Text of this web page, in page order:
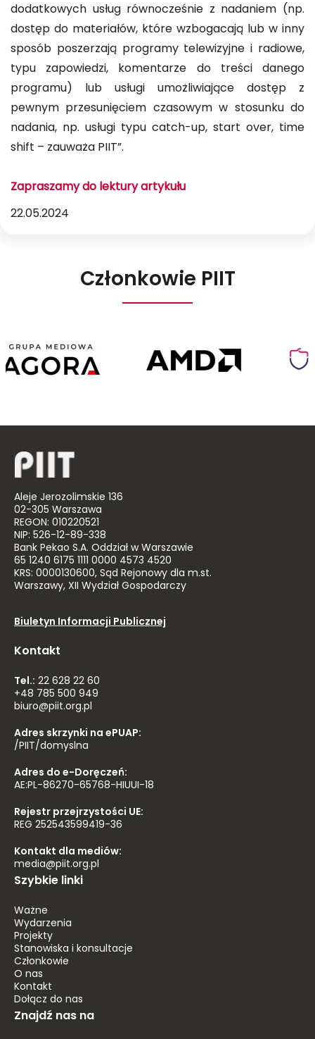
dodatkowych usług równocześnie z nadaniem (np.
dostęp do materiałów, które wzbogacają lub w inny
sposób poszerzają programy telewizyjne i radiowe,
typu zapowiedzi, komentarze do treści danego
programu) lub usługi umożliwiające dostęp z
pewnym przesunięciem czasowym w stosunku do
nadania, np. usługi typu catch-up, start over, time
shift – zauważa PIIT”.
Zapraszamy do lektury artykułu
22.05.2024
Członkowie PIIT
Agora
Poland
Aleje Jerozolimskie 136
02-305 Warszawa
REGON: 010220521
NIP: 526-12-89-338
Bank Pekao S.A. Oddział w Warszawie
65 1240 6175 1111 0000 4573 4520
KRS: 0000130600, Sąd Rejonowy dla m.st.
Warszawy, XII Wydział Gospodarczy
Biuletyn Informacji Publicznej
Kontakt
Tel.: 22 628 22 60
+48 785 500 949
biuro@piit.org.pl
Adres skrzynki na ePUAP:
/PIIT/domyslna
Adres do e-Doręczeń:
AE:PL-86270-65768-HIUUI-18
Rejestr przejrzystości UE:
REG 252543599419-36
Kontakt dla mediów:
media@piit.org.pl
Szybkie linki
Ważne
Wydarzenia
Projekty
Stanowiska i konsultacje
Członkowie
O nas
Kontakt
Dołącz do nas
Znajdź nas na